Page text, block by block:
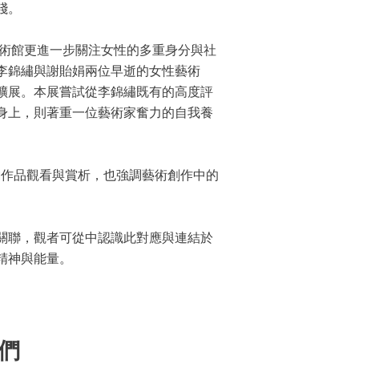
館更進一步關注女性的多重身分與社
錦繡與謝貽娟兩位早逝的女性藝術
展。本展嘗試從李錦繡既有的高度評
上，則著重一位藝術家奮力的自我養
品觀看與賞析，也強調藝術創作中的
聯，觀者可從中認識此對應與連結於
與能量。